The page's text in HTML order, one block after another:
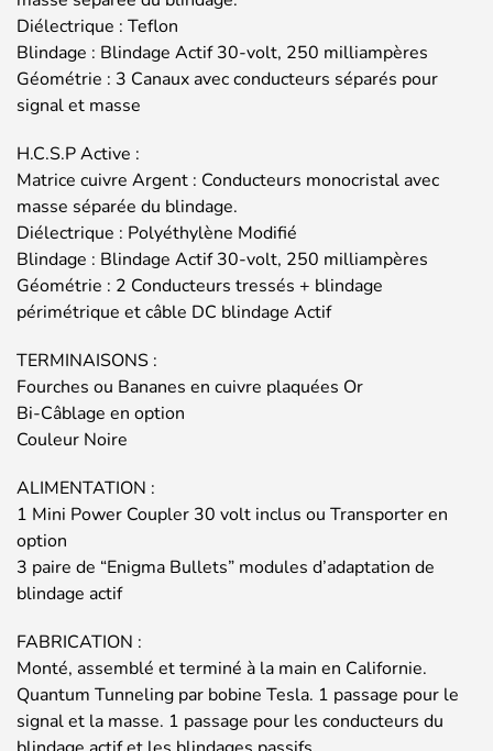
Diélectrique : Teflon
Blindage : Blindage Actif 30-volt, 250 milliampères
Géométrie : 3 Canaux avec conducteurs séparés pour
signal et masse
H.C.S.P Active :
Matrice cuivre Argent : Conducteurs monocristal avec
masse séparée du blindage.
Diélectrique : Polyéthylène Modifié
Blindage : Blindage Actif 30-volt, 250 milliampères
Géométrie : 2 Conducteurs tressés + blindage
périmétrique et câble DC blindage Actif
TERMINAISONS :
Fourches ou Bananes en cuivre plaquées Or
Bi-Câblage en option
Couleur Noire
ALIMENTATION :
1 Mini Power Coupler 30 volt inclus ou Transporter en
option
3 paire de “Enigma Bullets” modules d’adaptation de
blindage actif
FABRICATION :
Monté, assemblé et terminé à la main en Californie.
Quantum Tunneling par bobine Tesla. 1 passage pour le
signal et la masse. 1 passage pour les conducteurs du